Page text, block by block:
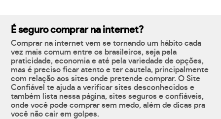
É seguro comprar na internet?
Comprar na internet vem se tornando um hábito cada
vez mais comum entre os brasileiros, seja pela
praticidade, economia e até pela variedade de opções,
mas é preciso ficar atento e ter cautela, principalmente
com relação aos sites onde pretende comprar. O Site
Confiável te ajuda a verificar sites desconhecidos e
também lista nessa página, sites seguros e confiáveis,
onde você pode comprar sem medo, além de dicas pra
você não cair em golpes.